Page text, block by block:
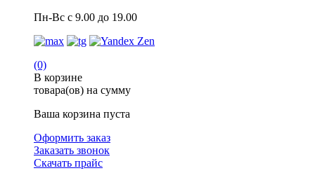
Пн-Вс с 9.00 до 19.00
(0)
В корзине
товара(ов) на сумму
Ваша корзина пуста
Оформить заказ
Заказать звонок
Скачать прайс